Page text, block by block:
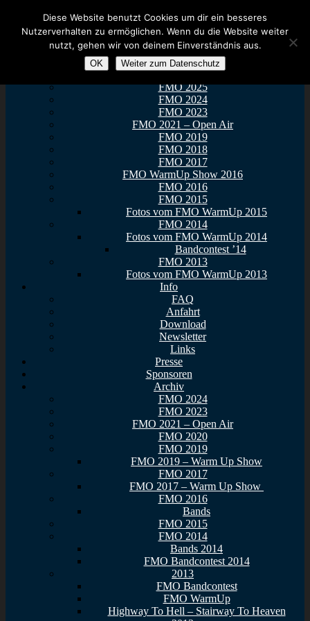
FullMetal Osthessen – 13. FMO
Euer Metal Event in Osthessen!
Menü Zum Inhalt springen
Tickets
FMO 2025
FMO StreetForce
Galerie
FMO 2025
FMO 2024
FMO 2023
FMO 2021 – Open Air
FMO 2019
FMO 2018
FMO 2017
FMO WarmUp Show 2016
FMO 2016
FMO 2015
Fotos vom FMO WarmUp 2015
FMO 2014
Fotos vom FMO WarmUp 2014
Bandcontest ’14
FMO 2013
Fotos vom FMO WarmUp 2013
Info
FAQ
Anfahrt
Download
Newsletter
Links
Presse
Sponsoren
Archiv
FMO 2024
FMO 2023
FMO 2021 – Open Air
FMO 2020
FMO 2019
FMO 2019 – Warm Up Show
FMO 2017
FMO 2017 – Warm Up Show
FMO 2016
Bands
FMO 2015
FMO 2014
Bands 2014
FMO Bandcontest 2014
2013
FMO Bandcontest
FMO WarmUp
Highway To Hell – Stairway To Heaven
Diese Website benutzt Cookies um dir ein besseres
Nutzerverhalten zu ermöglichen. Wenn du die Website weiter
nutzt, gehen wir von deinem Einverständnis aus.
OK Weiter zum Datenschutz